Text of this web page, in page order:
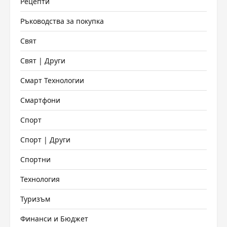
Ръководства за покупка
Свят
Свят | Други
Смарт Технологии
Смартфони
Спорт
Спорт | Други
Спортни
Технология
Туризъм
Финанси и Бюджет